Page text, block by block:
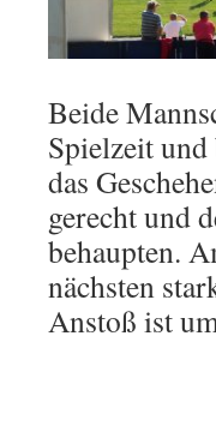
Beide
Spielzeit
das
gerecht und
behaupten.
nächsten
Anstoß ist